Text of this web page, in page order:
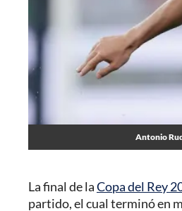
Antonio
La final de laCopa del Rey
partido, el cual terminó en